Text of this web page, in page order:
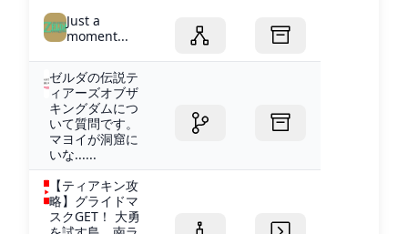
Just a
moment...
ゼルダの伝説テ
ィアーズオブザ
キングダムにつ
いて質問です。
マヨイが洞窟に
いな......
【ティアキン攻
略】グライドマ
スクGET！ 大勇